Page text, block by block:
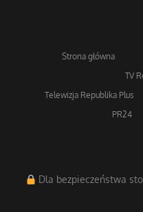
Strona główna
TV
Telewizja Republika Plus
PR24
Dla bezpieczeństwa